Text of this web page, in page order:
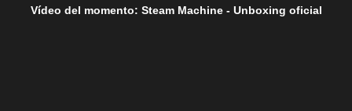
Vídeo del momento: Steam Machine - Unboxing oficial